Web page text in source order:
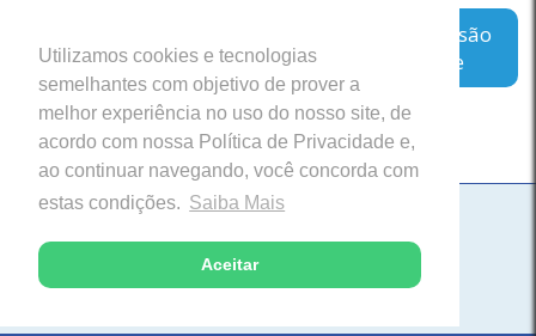
Utilizamos cookies e tecnologias
semelhantes com objetivo de prover a
melhor experiência no uso do nosso site, de
acordo com nossa Política de Privacidade e,
ao continuar navegando, você concorda com
estas condições. Saiba Mais
Aceitar
Regional Leste 2 inicia encontro sobre a missão
das Cúrias Diocesanas em Belo Horizonte
Paróquia Nossa Senhora da Saúde
Itabira, Minas Gerais
Desenvolvido com excelência pela